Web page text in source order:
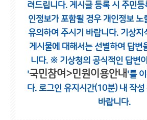
려드립니다. 게시글 등록 시 주민등
인정보가 포함될 경우 개인정보 노
유의하여 주시기 바랍니다. 기상지
게시물에 대해서는 선별하여 답변
니다. ※ 기상청의 공식적인 답변
'국민참여>민원이용안내 '를
다. 로그인 유지시간(10분) 내 작성
바랍니다.